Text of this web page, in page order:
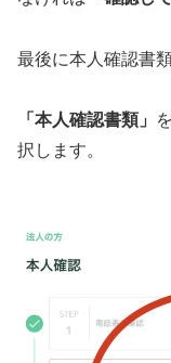
最後に本人確認書
「本人確認書類」
択します。